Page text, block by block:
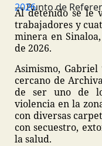
— Punto de
June 2, 2026
Al detenido se le
trabajadores y
minera en
de 2026.
Asimismo, Gabriel
cercano de
de ser uno de
violencia en la
con diversas
con secuestro,
la salud.